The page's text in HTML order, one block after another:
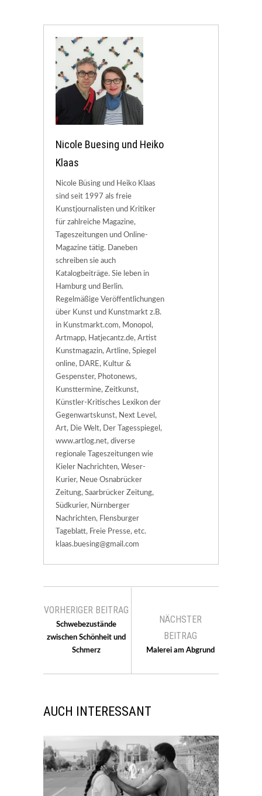
Nicole Buesing und Heiko
Klaas
Nicole Büsing und Heiko Klaas
sind seit 1997 als freie
Kunstjournalisten und Kritiker
für zahlreiche Magazine,
Tageszeitungen und Online-
Magazine tätig. Daneben
schreiben sie auch
Katalogbeiträge. Sie leben in
Hamburg und Berlin.
Regelmäßige Veröffentlichungen
über Kunst und Kunstmarkt z.B.
in Kunstmarkt.com, Monopol,
Artmapp, Hatjecantz.de, Artist
Kunstmagazin, Artline, Spiegel
online, DARE, Kultur &
Gespenster, Photonews,
Kunsttermine, Zeitkunst,
Künstler-Kritisches Lexikon der
Gegenwartskunst, Next Level,
Art, Die Welt, Der Tagesspiegel,
www.artlog.net, diverse
regionale Tageszeitungen wie
Kieler Nachrichten, Weser-
Kurier, Neue Osnabrücker
Zeitung, Saarbrücker Zeitung,
Südkurier, Nürnberger
Nachrichten, Flensburger
Tageblatt, Freie Presse, etc.
klaas.buesing@gmail.com
VORHERIGER BEITRAG
Schwebezustände
zwischen Schönheit und
Schmerz
NÄCHSTER
BEITRAG
Malerei am Abgrund
AUCH INTERESSANT